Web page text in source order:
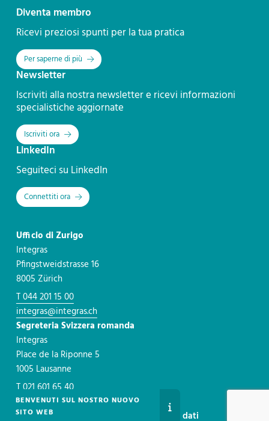
BENVENUTI SUL NOSTRO NUOVO
SITO WEB
Diventa membro
Ricevi preziosi spunti per la tua pratica
Per saperne di più
Newsletter
Iscriviti alla nostra newsletter e ricevi informazioni
specialistiche aggiornate
Iscriviti ora
LinkedIn
Seguiteci su LinkedIn
Connettiti ora
Ufficio di Zurigo
Integras
Pfingstweidstrasse 16
8005 Zürich
T 044 201 15 00
integras@integras.ch
Segreteria Svizzera romanda
Integras
Place de la Riponne 5
1005 Lausanne
T 021 601 65 40
romandie@integras.ch
ContattiInformazioni legali Protezione dei dati